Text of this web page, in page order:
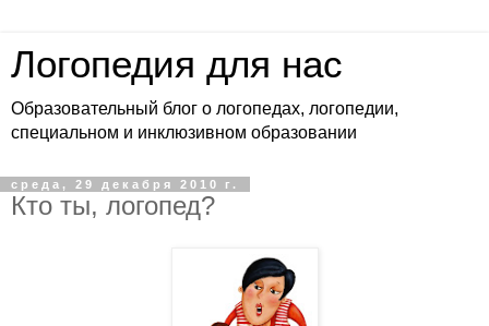
Логопедия для нас
Образовательный блог о логопедах, логопедии,
специальном и инклюзивном образовании
среда, 29 декабря 2010 г.
Кто ты, логопед?